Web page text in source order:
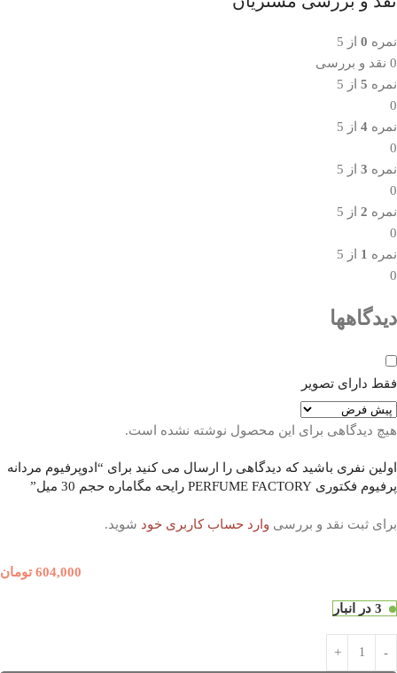
نمره 0 از 5
0 نقد و بررسی
نمره 5 از 5
0
نمره 4 از 5
0
نمره 3 از 5
0
نمره 2 از 5
0
نمره 1 از 5
0
دیدگاهها
فقط دارای تصویر
هیچ دیدگاهی برای این محصول نوشته نشده است.
اولین نفری باشید که دیدگاهی را ارسال می کنید برای “ادوپرفیوم مردانه
پرفیوم فکتوری PERFUME FACTORY رایحه مگاماره حجم 30 میل”
برای ثبت نقد و بررسی وارد حساب کاربری خود شوید.
604,000 تومان
3 در انبار